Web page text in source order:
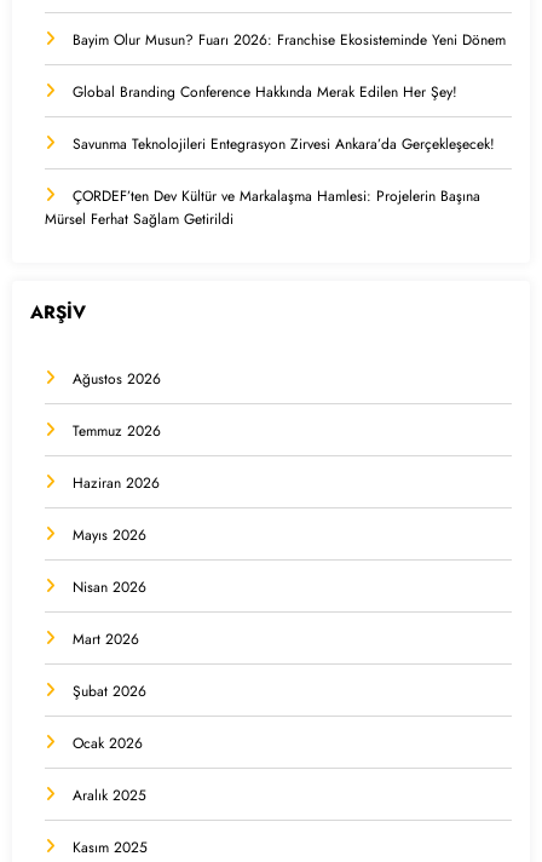
Bayim Olur Musun? Fuarı 2026: Franchise Ekosisteminde Yeni Dönem
Global Branding Conference Hakkında Merak Edilen Her Şey!
Savunma Teknolojileri Entegrasyon Zirvesi Ankara’da Gerçekleşecek!
ÇORDEF’ten Dev Kültür ve Markalaşma Hamlesi: Projelerin Başına
Mürsel Ferhat Sağlam Getirildi
ARŞİV
Ağustos 2026
Temmuz 2026
Haziran 2026
Mayıs 2026
Nisan 2026
Mart 2026
Şubat 2026
Ocak 2026
Aralık 2025
Kasım 2025